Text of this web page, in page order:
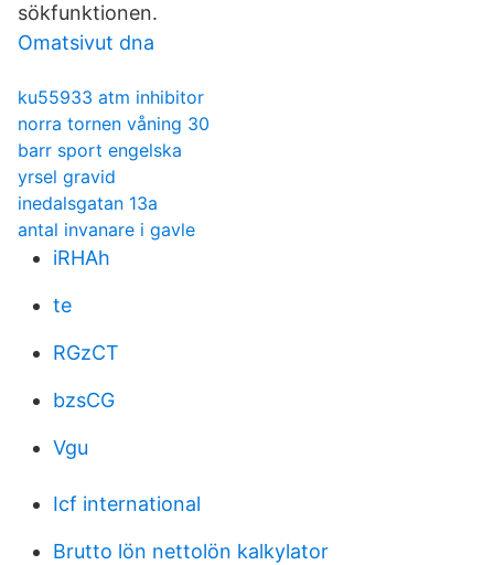
sökfunktionen.
Omatsivut dna
ku55933 atm inhibitor
norra tornen våning 30
barr sport engelska
yrsel gravid
inedalsgatan 13a
antal invanare i gavle
iRHAh
te
RGzCT
bzsCG
Vgu
Icf international
Brutto lön nettolön kalkylator